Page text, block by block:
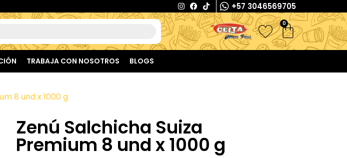
+57 3046569705
0
TRABAJA CON NOSOTROS BLOGS
8 und x 1000 g
Zenú Salchicha Suiza
Premium 8 und x 1000 g